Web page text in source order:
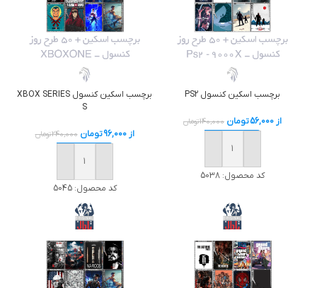
برچسب اسکين کنسول PS2
از 56,000تومان 140,000تومان
خرید
کد محصول: 5038
برچسب اسکين کنسول XBOX SERIES
S
از96,000تومان 240,000تومان
خرید
کد محصول:5045